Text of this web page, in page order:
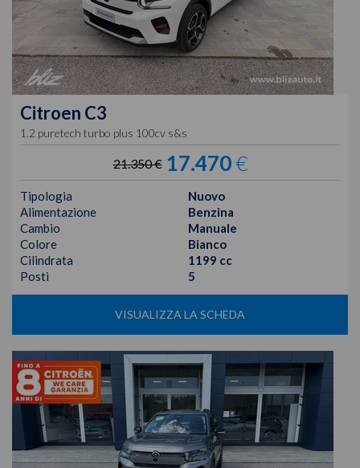
Citroen C3
1.2 puretech turbo plus 100cv s&s
21.350 € 17.470€
Tipologia
Nuovo
Alimentazione
Benzina
Cambio
Manuale
Colore
Bianco
Cilindrata
1199 cc
Posti
5
VISUALIZZA LA SCHEDA